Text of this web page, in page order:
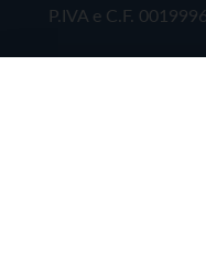
P.IVA e C.F.
Copyright ©